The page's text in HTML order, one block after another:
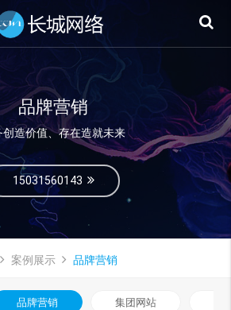
品牌营销
创造价值、存在造就未来
15031560143
案例展示 品牌营销
品牌营销 集团网站